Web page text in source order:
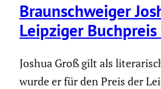
Braun­schweiger
Leipziger
Joshua Groß gilt als
wurde er für den Preis der